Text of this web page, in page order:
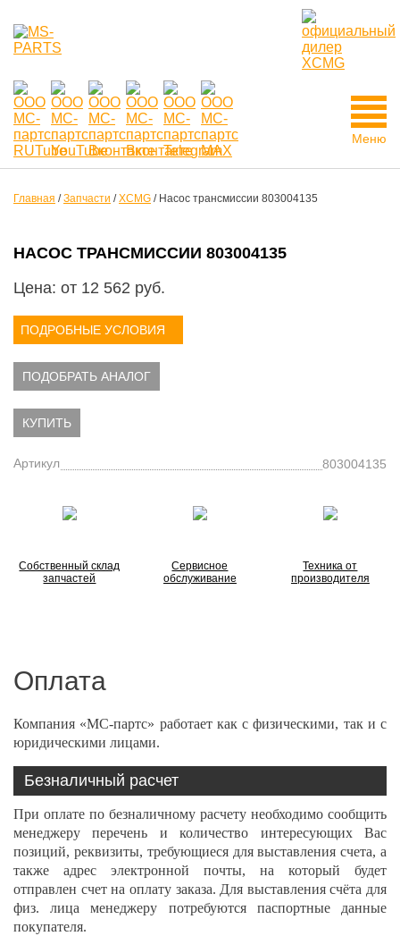
Меню
Главная /Запчасти /XCMG / Насос трансмиссии 803004135
НАСОС ТРАНСМИССИИ 803004135
Цена: от 12 562 руб.
ПОДРОБНЫЕ УСЛОВИЯ
ПОДОБРАТЬ АНАЛОГ
КУПИТЬ
Артикул 803004135
Собственный склад
запчастей
Сервисное
обслуживание
Техника от
производителя
Оплата
Компания «МС-партс» работает как с физическими, так и с
юридическими лицами.
Безналичный расчет
При оплате по безналичному расчету необходимо сообщить
менеджеру перечень и количество интересующих Вас
позиций, реквизиты, требующиеся для выставления счета, а
также адрес электронной почты, на который будет
отправлен счет на оплату заказа. Для выставления счёта для
физ. лица менеджеру потребуются паспортные данные
покупателя.